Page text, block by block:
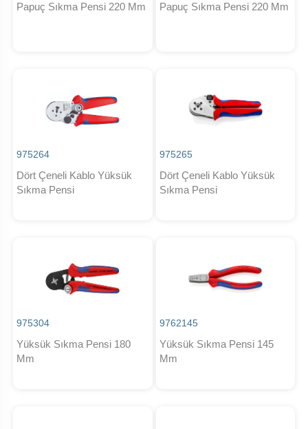
Papuç Sıkma Pensi 220 Mm Papuç Sıkma Pensi 220 Mm
975264
Dört Çeneli Kablo Yüksük
Sıkma Pensi
975265
Dört Çeneli Kablo Yüksük
Sıkma Pensi
975304
Yüksük Sıkma Pensi 180
Mm
9762145
Yüksük Sıkma Pensi 145
Mm